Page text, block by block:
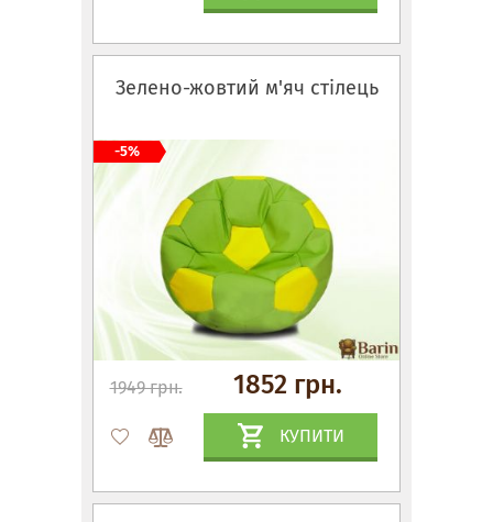
Зелено-жовтий м'яч стілець
1949 грн. 1852 грн.
КУПИТИ
-5%